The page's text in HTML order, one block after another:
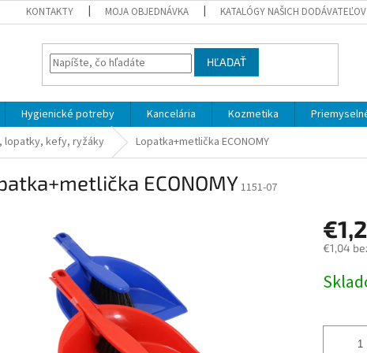
KONTAKTY MOJA OBJEDNÁVKA KATALÓGY NAŠICH DODÁVATEĽOV
HĽADAŤ
Hygienické potreby Kancelária Kozmetika
lopatky, kefy, ryžáky Lopatka+metlička ECONOMY
ECONOMY1151-07
€1,04
cena: